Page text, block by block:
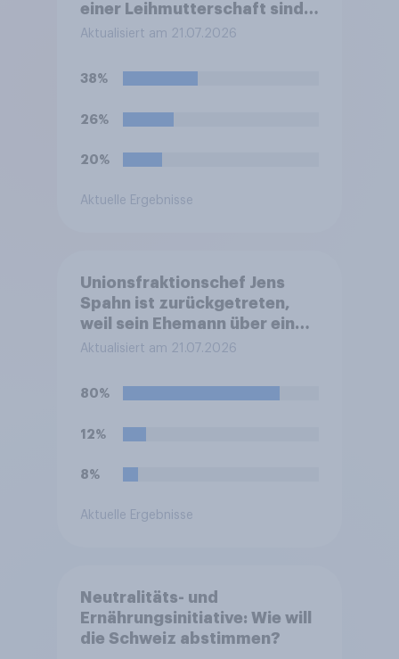
einer Leihmutterschaft sind
in Deutschland anders als in
verboten. Wie stehen Sie zu
Aktualisiert am 21.07.2026
38%
26%
20%
Aktuelle Ergebnisse
Unionsfraktionschef Jens
Spahn ist zurückgetreten,
weil sein Ehemann über eine
Leihmutterschaft im Ausland
Deutschland ist die
medizinische Ausführung der
Wie stehen Sie zu dem
Aktualisiert am 21.07.2026
80%
12%
8%
Aktuelle Ergebnisse
Neutralitäts- und
Ernährungsinitiative: Wie will
die Schweiz abstimmen?